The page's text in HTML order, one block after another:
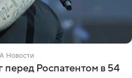
перед Роспатентом в 54